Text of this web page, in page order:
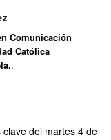
Comunicación
Católica
.
clave del martes 4 de